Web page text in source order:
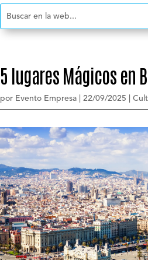
5 lugares Mágicos en
por Evento Empresa 22/09/2025